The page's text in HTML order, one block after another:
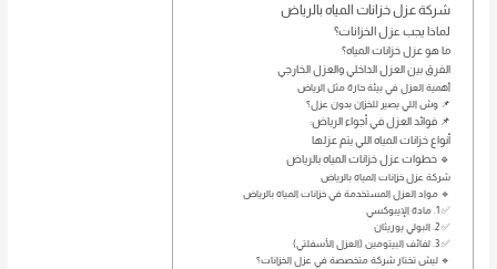
شركة عزل خزانات المياه بالرياض
لماذا يجب عزل الخزانات؟
ما هو عزل خزانات المياه؟
الفرق بين العزل الداخلي والعزل الخارجي
أهمية العزل في بيئة حارة مثل الرياض
📌 وش اللي يصير للخزان بدون عزل؟
📌 فوائد العزل في أجواء الرياض:
أنواع خزانات المياه اللي يتم عزلها
🔹 خطوات عزل خزانات المياه بالرياض
شركة عزل خزانات المياه بالرياض
🔹 مواد العزل المستخدمة في خزانات المياه بالرياض
✅ 1. مادة الإيبوكسي
✅ 2. البولي يوريثان
✅ 3. لفائف البيتومين (العزل الأسفلتي)
🔹 ليش تختار شركة متخصصة في عزل الخزانات؟